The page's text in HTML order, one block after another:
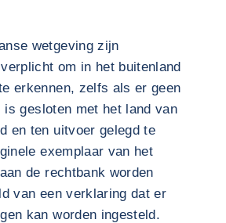
wetgeving zijn
om in het buitenland
erkennen, zelfs als er geen
gesloten met het land van
en ten uitvoer gelegd te
exemplaar van het
de rechtbank worden
van een verklaring dat er
kan worden ingesteld.